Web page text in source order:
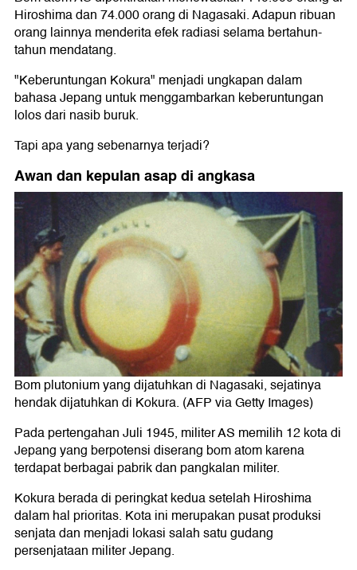
Hiroshima dan 74.000 orang di Nagasaki. Adapun ribuan
orang lainnya menderita efek radiasi selama bertahun-
tahun mendatang.
"Keberuntungan Kokura" menjadi ungkapan dalam
bahasa Jepang untuk menggambarkan keberuntungan
lolos dari nasib buruk.
Tapi apa yang sebenarnya terjadi?
Awan dan kepulan asap di angkasa
Bom plutonium yang dijatuhkan di Nagasaki, sejatinya
hendak dijatuhkan di Kokura. (AFP via Getty Images)
Pada pertengahan Juli 1945, militer AS memilih 12 kota di
Jepang yang berpotensi diserang bom atom karena
terdapat berbagai pabrik dan pangkalan militer.
Kokura berada di peringkat kedua setelah Hiroshima
dalam hal prioritas. Kota ini merupakan pusat produksi
senjata dan menjadi lokasi salah satu gudang
persenjataan militer Jepang.